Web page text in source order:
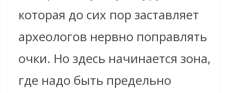
которая до сих пор заставляет
археологов нервно поправлять
очки. Но здесь начинается зона,
где надо быть предельно